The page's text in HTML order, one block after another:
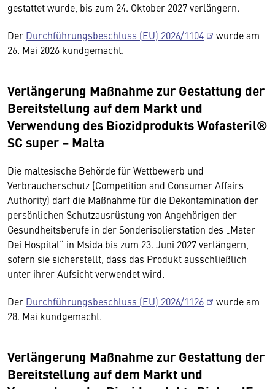
gestattet wurde, bis zum 24. Oktober 2027 verlängern.
Der Durchführungsbeschluss (EU) 2026/1104
wurde am
26. Mai 2026 kundgemacht.
Verlängerung Maßnahme zur Gestattung der
Bereitstellung auf dem Markt und
Verwendung des Biozidprodukts Wofasteril®
SC super − Malta
Die maltesische Behörde für Wettbewerb und
Verbraucherschutz (Competition and Consumer Affairs
Authority) darf die Maßnahme für die Dekontamination der
persönlichen Schutzausrüstung von Angehörigen der
Gesundheitsberufe in der Sonderisolierstation des „Mater
Dei Hospital“ in Msida bis zum 23. Juni 2027 verlängern,
sofern sie sicherstellt, dass das Produkt ausschließlich
unter ihrer Aufsicht verwendet wird.
Der Durchführungsbeschluss (EU) 2026/1126
wurde am
28. Mai kundgemacht.
Verlängerung Maßnahme zur Gestattung der
Bereitstellung auf dem Markt und